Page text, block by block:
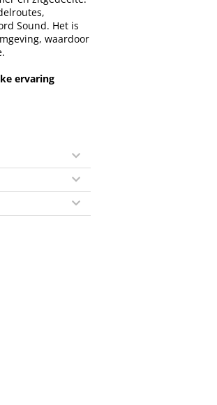
Sound. Het is
waardoor
ervaring